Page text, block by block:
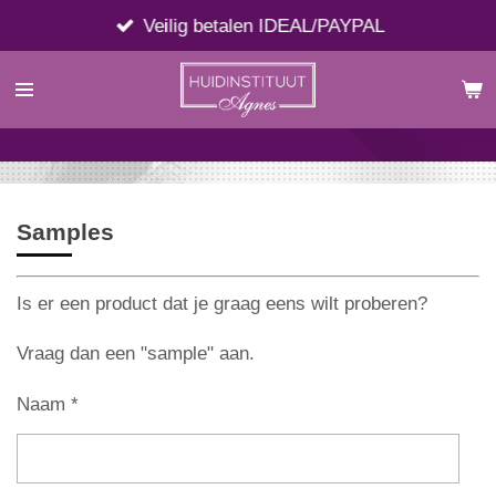
direct
naar
Veilig betalen IDEAL/PAYPAL
Samples
Is er een product dat je graag eens wilt proberen?
Vraag dan een "sample" aan.
Naam *